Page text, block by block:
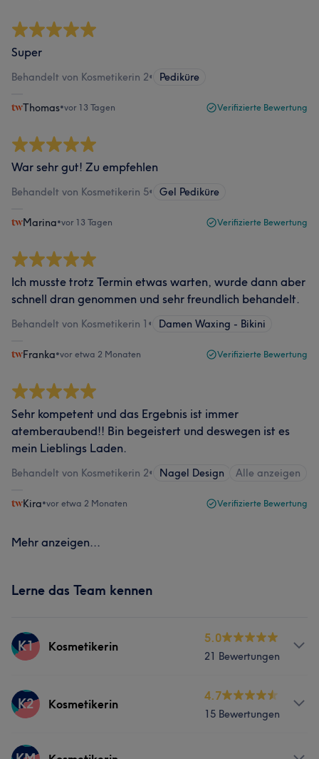
Super
Behandelt von Kosmetikerin 2• Pediküre
Thomas•vor 13 Tagen Verifizierte Bewertung
War sehr gut! Zu empfehlen
Behandelt von Kosmetikerin 5• Gel Pediküre
Marina•vor 13 Tagen Verifizierte Bewertung
Ich musste trotz Termin etwas warten, wurde dann aber
schnell dran genommen und sehr freundlich behandelt.
Behandelt von Kosmetikerin 1 • Damen Waxing - Bikini
Franka•vor etwa 2 Monaten Verifizierte Bewertung
Sehr kompetent und das Ergebnis ist immer
atemberaubend!! Bin begeistert und deswegen ist es
mein Lieblings Laden.
Behandelt von Kosmetikerin 2• Nagel Design Alle anzeigen
Kira•vor etwa 2 Monaten Verifizierte Bewertung
Mehr anzeigen...
Lerne das Team kennen
K1 Kosmetikerin
5.0
21 Bewertungen
Info
✨ Carmen Rusu – Die Kunst der Ästhetik &
Expertin mit Erfahrung seit 1989 (seit 37 jahren)stehe ich
K2 Kosmetikerin
4.7
15 Bewertungen
Info